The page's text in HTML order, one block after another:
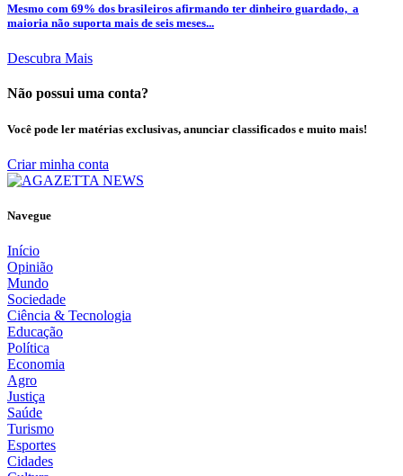
Mesmo com 69% dos brasileiros afirmando ter dinheiro guardado, a
maioria não suporta mais de seis meses...
Descubra Mais
Não possui uma conta?
Você pode ler matérias exclusivas, anunciar classificados e muito mais!
Criar minha conta
Navegue
Início
Opinião
Mundo
Sociedade
Ciência & Tecnologia
Educação
Política
Economia
Agro
Justiça
Saúde
Turismo
Esportes
Cidades